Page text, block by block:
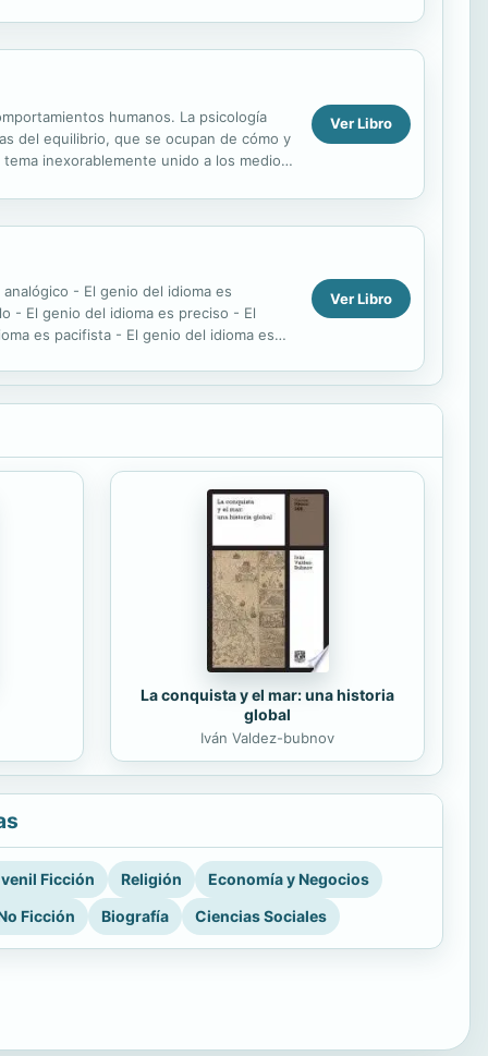
humanos. La psicología
del equilibrio, que se ocupan de cómo y
inexorablemente unido a los medios
Ver Libro
- El genio del idioma es
- El genio del idioma es preciso - El
es pacifista - El genio del idioma es
Ver Libro
La conquista y el mar: una historia
global
Iván Valdez-bubnov
Ficción Religión
Economía y Negocios
Ficción
Biografía Ciencias Sociales